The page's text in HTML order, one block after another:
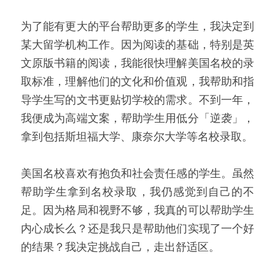
为了能有更大的平台帮助更多的学生，我决定到
某大留学机构工作。因为阅读的基础，特别是英
文原版书籍的阅读，我能很快理解美国名校的录
取标准，理解他们的文化和价值观，我帮助和指
导学生写的文书更贴切学校的需求。不到一年，
我便成为高端文案，帮助学生用低分「逆袭」，
拿到包括斯坦福大学、康奈尔大学等名校录取。
美国名校喜欢有抱负和社会责任感的学生。虽然
帮助学生拿到名校录取，我仍感觉到自己的不
足。因为格局和视野不够，我真的可以帮助学生
内心成长么？还是我只是帮助他们实现了一个好
的结果？我决定挑战自己，走出舒适区。